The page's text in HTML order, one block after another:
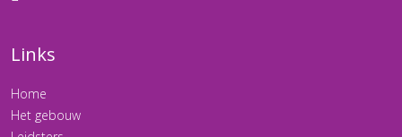
Links
Home
Het gebouw